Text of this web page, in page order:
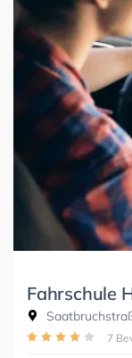
Fahrschule
7